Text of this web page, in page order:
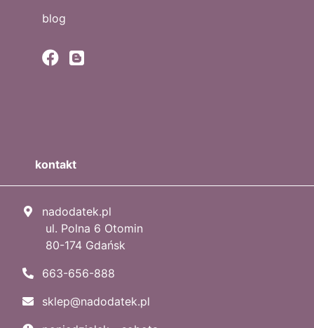
blog
kontakt
nadodatek.pl
ul. Polna 6 Otomin
80-174 Gdańsk
663-656-888
sklep@nadodatek.pl